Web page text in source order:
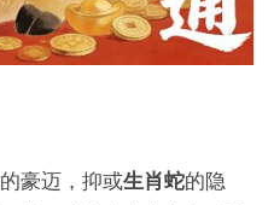
的豪迈，抑或生肖蛇的隐